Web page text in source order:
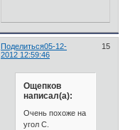
Поделиться 15
05-12-
2012 12:59:46
Ощепков
написал(а):
Очень похоже на
угол С.